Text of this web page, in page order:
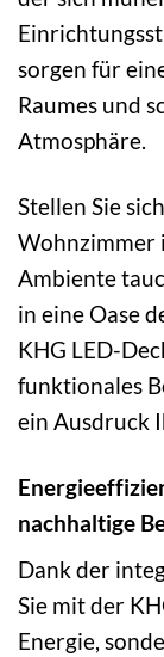
sorgen für
Raumes und
Atmosphäre.
Stellen Sie
Wohnzimmer
Ambiente
in eine Oase
KHG LED-
funktionales
ein Ausdruck
nachhaltige
Dank der
Sie mit der
Energie,